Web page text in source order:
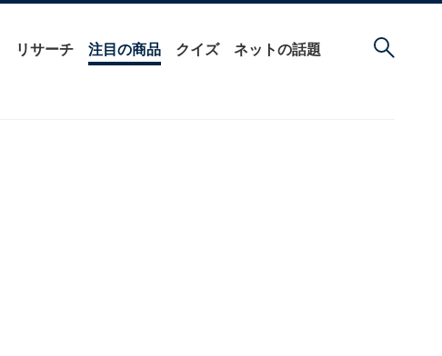
リサーチ 注目の商品 クイズ ネットの話題